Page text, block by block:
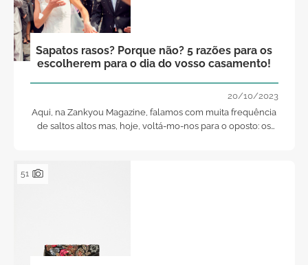
Sapatos rasos? Porque não? 5 razões para os
escolherem para o dia do vosso casamento!
20/10/2023
Aqui, na Zankyou Magazine, falamos com muita frequência
de saltos altos mas, hoje, voltá-mo-nos para o oposto: os
51